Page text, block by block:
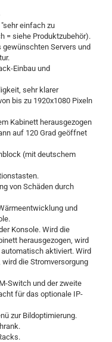
einfach zu
= siehe Produktzubehör).
Servers und
Einbau und
sehr klarer
bis zu 1920x1080 Pixeln
Kabinett herausgezogen
auf 120 Grad geöffnet
(mit deutschem
von Schäden durch
und
Konsole. Wird die
herausgezogen, wird
aktiviert. Wird
die Stromversorgung
Switch und der zweite
für das optionale IP-
zur Bildoptimierung.